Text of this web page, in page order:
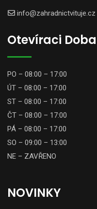
info@zahradnictvituje.cz
Otevíraci Doba
PO – 08:00 – 17:00
ÚT – 08:00 – 17:00
ST – 08:00 – 17:00
ČT – 08:00 – 17:00
PÁ – 08:00 – 17:00
SO – 09:00 – 13:00
NE – ZAVŘENO
NOVINKY